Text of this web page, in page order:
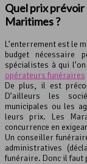
Quel prix
Maritimes?
L’enterrement est le
budget nécessaire
spécialistes à qui
opérateurs funéraires
De plus, il est
D’ailleurs les
municipales ou les
leurs prix. Les
concurrence en
Un conseiller
administratives
funéraire. Donc il faut